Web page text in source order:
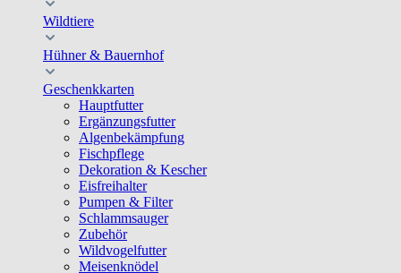
Wildtiere
Hühner & Bauernhof
Geschenkkarten
Hauptfutter
Ergänzungsfutter
Algenbekämpfung
Fischpflege
Dekoration & Kescher
Eisfreihalter
Pumpen & Filter
Schlammsauger
Zubehör
Wildvogelfutter
Meisenknödel